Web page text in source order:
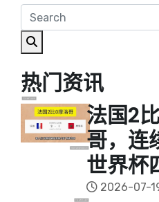
热门资讯
法国2
哥，连
世界杯
2026-07-